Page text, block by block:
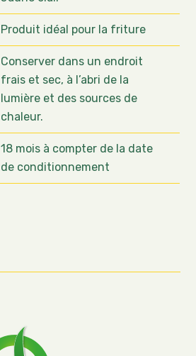
Produit idéal pour la friture
Conserver dans un endroit
frais et sec, à l’abri de la
lumière et des sources de
chaleur.
18 mois à compter de la date
de conditionnement